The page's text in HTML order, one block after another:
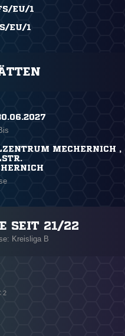
EU/1
EU/1
MECHERNICH ,
SEIT 21/22
Kreisliga B
2